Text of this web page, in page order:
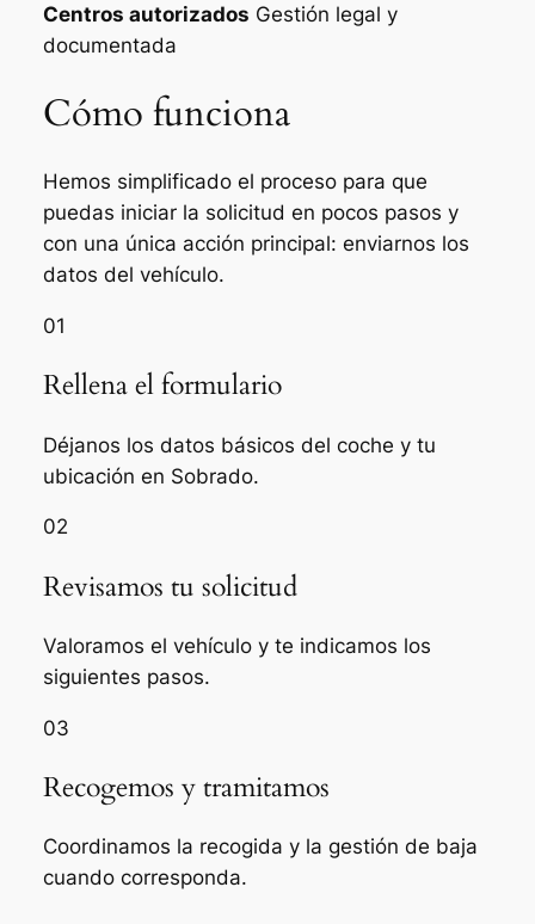
Centros autorizados Gestión legal y
documentada
Cómo funciona
Hemos simplificado el proceso para que
puedas iniciar la solicitud en pocos pasos y
con una única acción principal: enviarnos los
datos del vehículo.
01
Rellena el formulario
Déjanos los datos básicos del coche y tu
ubicación en Sobrado.
02
Revisamos tu solicitud
Valoramos el vehículo y te indicamos los
siguientes pasos.
03
Recogemos y tramitamos
Coordinamos la recogida y la gestión de baja
cuando corresponda.